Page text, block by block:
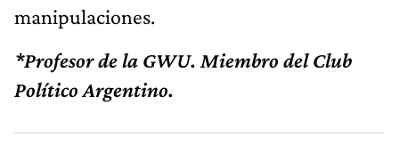
manipulaciones.
*Profesor de la GWU. Miembro del Club
Político Argentino.